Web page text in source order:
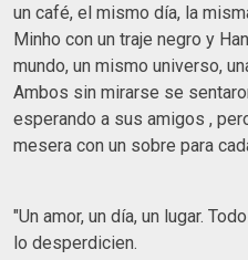
un café, el mismo día, la
Minho con un traje negro y
mundo, un mismo universo,
Ambos sin mirarse se
esperando a sus amigos ,
mesera con un sobre para
"Un amor, un día, un lugar.
lo desperdicien.